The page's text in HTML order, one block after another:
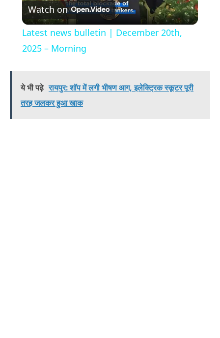
Video
Watch on
Latest news bulletin | December 20th,
2025 – Morning
ये भी पढ़े रायपुर: शॉप में लगी भीषण आग, इलेक्ट्रिक स्कूटर पूरी
तरह जलकर हुआ खाक